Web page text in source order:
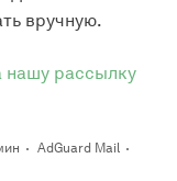
вручную.
нашу рассылку
AdGuard Mail